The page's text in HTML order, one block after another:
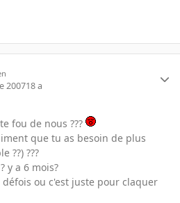
200718 a
fou de nous ???
que tu as besoin de plus
??) ???
y a 6 mois?
ou c'est juste pour claquer